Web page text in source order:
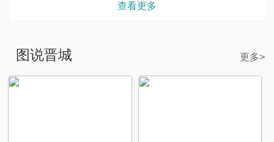
查看更多
图说晋城 更多>